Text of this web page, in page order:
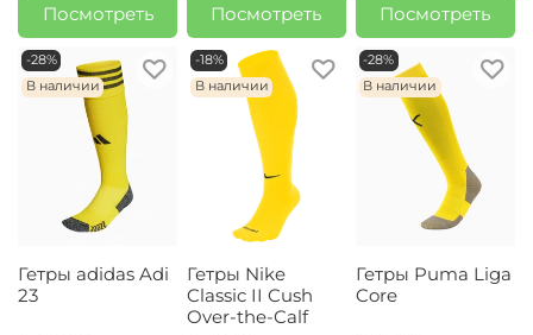
Посмотреть
Посмотреть
Посмотреть
-28%
В наличии
Гетры adidas Adi
23
-18%
В наличии
Гетры Nike
Classic II Cush
Over-the-Calf
-28%
В наличии
Гетры Puma Liga
Core